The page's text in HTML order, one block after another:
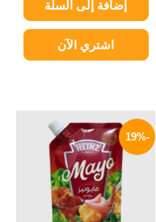
إضافة إلى السلة
اشتري الآن
-19%
الأصلي
هو:
72 EGP.
الحالي
هو:
58 EGP.